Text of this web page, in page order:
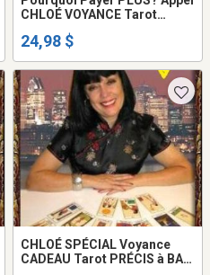
CHLOÉ VOYANCE Tarot
24,98 $
CHLOÉ SPÉCIAL Voyance
CADEAU Tarot PRÉCIS à BAS